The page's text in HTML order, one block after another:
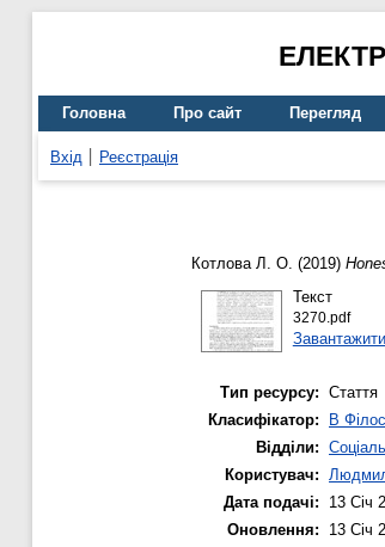
Головна Про сайт Перегляд
Вхід Реєстрація
Котлова Л. О. (2019)
Текст
3270.pdf
Тип ресурсу: Стаття
Класифікатор:
B
Відділи:
Користувач:
Дата подачі:
13 Січ
Оновлення:
13 Січ